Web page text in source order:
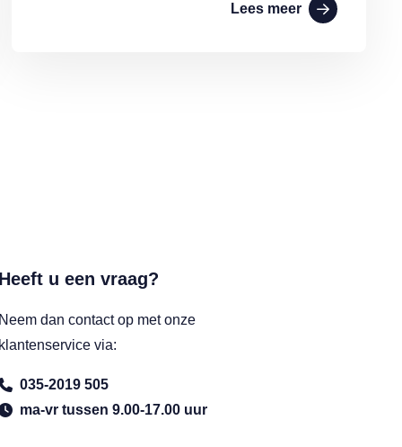
Lees meer
u een vraag?
dan contact op met onze
via:
035-2019 505
ma-vr tussen 9.00-17.00 uur